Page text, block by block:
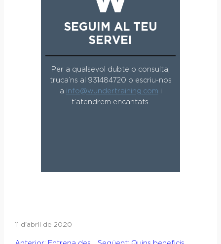
SEGUIM AL TEU
SERVEI
Per a qualsevol dubte o consulta,
truca’ns al 931484720 o escriu-nos
a info@wundertraining.com i
t’atendrem encantats.
11 d'abril de 2020